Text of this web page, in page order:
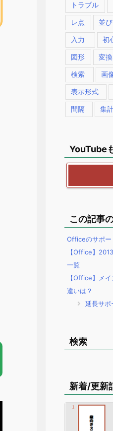
トラブル
レ点 並
入力 初
図形 変換
検索 画
表示形式
間隔 集
YouTube
この記事
Officeのサポー
【Office】
一覧
【Office】メ
違いは？
延長サポ
検索
新着/更新